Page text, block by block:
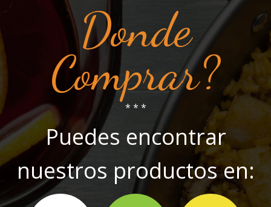
Donde
Comprar?
* * *
Puedes encontrar
nuestros productos en: